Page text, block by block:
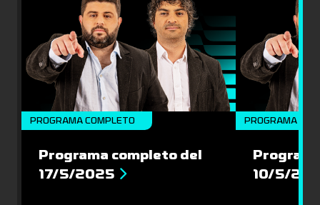
PROGRAMA COMPLETO
Programa completo del
17/5/2025
PROGRAMA
10/5/